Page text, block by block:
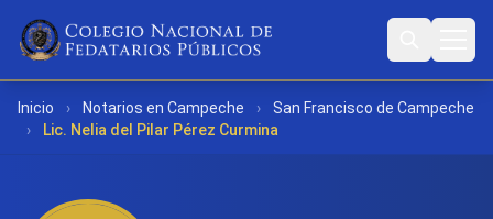
Inicio › Notarios en Campeche ›
San Francisco de Campeche
›
Lic. Nelia del Pilar Pérez Curmina